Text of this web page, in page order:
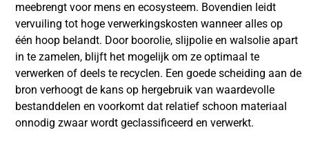
meebrengt voor mens en ecosysteem. Bovendien leidt
vervuiling tot hoge verwerkingskosten wanneer alles op
één hoop belandt. Door boorolie, slijpolie en walsolie apart
in te zamelen, blijft het mogelijk om ze optimaal te
verwerken of deels te recyclen. Een goede scheiding aan de
bron verhoogt de kans op hergebruik van waardevolle
bestanddelen en voorkomt dat relatief schoon materiaal
onnodig zwaar wordt geclassificeerd en verwerkt.